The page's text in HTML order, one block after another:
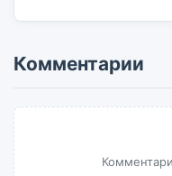
Комментарии